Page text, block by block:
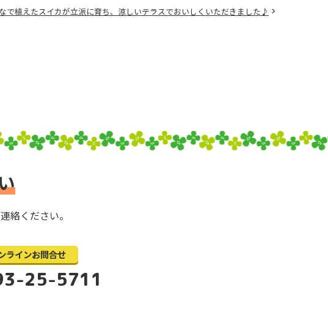
で植えたスイカが立派に育ち、涼しいテラスでおいしくいただきました♪
絡ください。
ラインお問合せ
25-5711